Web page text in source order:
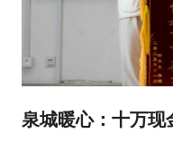
泉城暖心：十万现